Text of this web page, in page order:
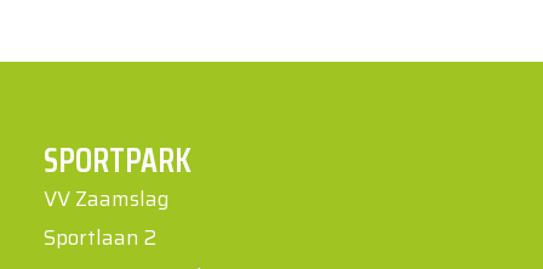
SPORTPARK
VV Zaamslag
Sportlaan 2